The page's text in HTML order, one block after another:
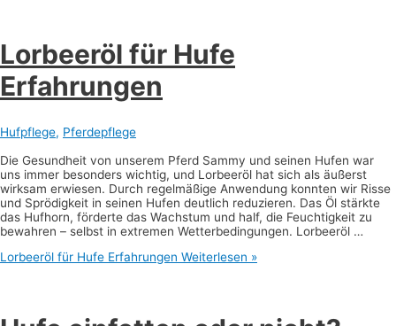
Lorbeeröl für Hufe
Erfahrungen
Hufpflege, Pferdepflege
Die Gesundheit von unserem Pferd Sammy und seinen Hufen war
uns immer besonders wichtig, und Lorbeeröl hat sich als äußerst
wirksam erwiesen. Durch regelmäßige Anwendung konnten wir Risse
und Sprödigkeit in seinen Hufen deutlich reduzieren. Das Öl stärkte
das Hufhorn, förderte das Wachstum und half, die Feuchtigkeit zu
bewahren – selbst in extremen Wetterbedingungen. Lorbeeröl …
Lorbeeröl für Hufe Erfahrungen Weiterlesen »